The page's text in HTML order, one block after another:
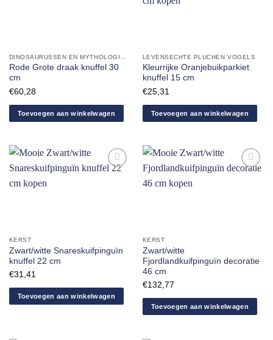
Rode Grote draak knuffel 30
cm
€60,28
Toevoegen aan winkelwagen
LEVENSECHTE PLUCHEN VOGELS
Kleurrijke Oranjebuikparkiet
knuffel 15 cm
€25,31
Toevoegen aan winkelwagen
KERST
Zwart/witte Snareskuifpinguïn
knuffel 22 cm
€31,41
Toevoegen aan winkelwagen
KERST
Zwart/witte
Fjordlandkuifpinguïn decoratie
46 cm
€132,77
Toevoegen aan winkelwagen